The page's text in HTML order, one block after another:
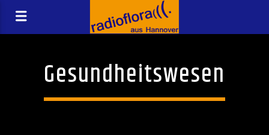
Gesundheitswesen